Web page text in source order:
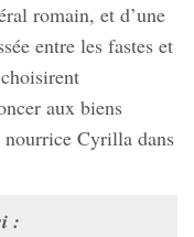
romain, et d’une
entre les fastes et
aux biens
nourrice Cyrilla dans
: